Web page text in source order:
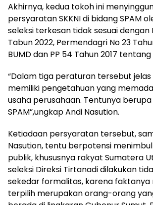
Akhirnya, kedua tokoh ini
persyaratan SKKNI di bidang SPAM
seleksi terkesan tidak sesuai dengan
Tabun 2022, Permendagri No 23
BUMD dan PP 54 Tahun 2017 tentang
“Dalam tiga peraturan tersebut jelas
memiliki pengetahuan yang
usaha perusahaan. Tentunya berupa
SPAM”,ungkap Andi Nasution.
Ketiadaan persyaratan tersebut,
Nasution, tentu berpotensi
publik, khususnya rakyat Sumatera
seleksi Direksi Tirtanadi dilakukan
sekedar formalitas, karena faktanya
terpilih merupakan orang-orang